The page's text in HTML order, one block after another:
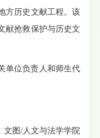
方历史文献工程。该
献抢救保护与历史文
单位负责人和师生代
文图/人文与法学学院